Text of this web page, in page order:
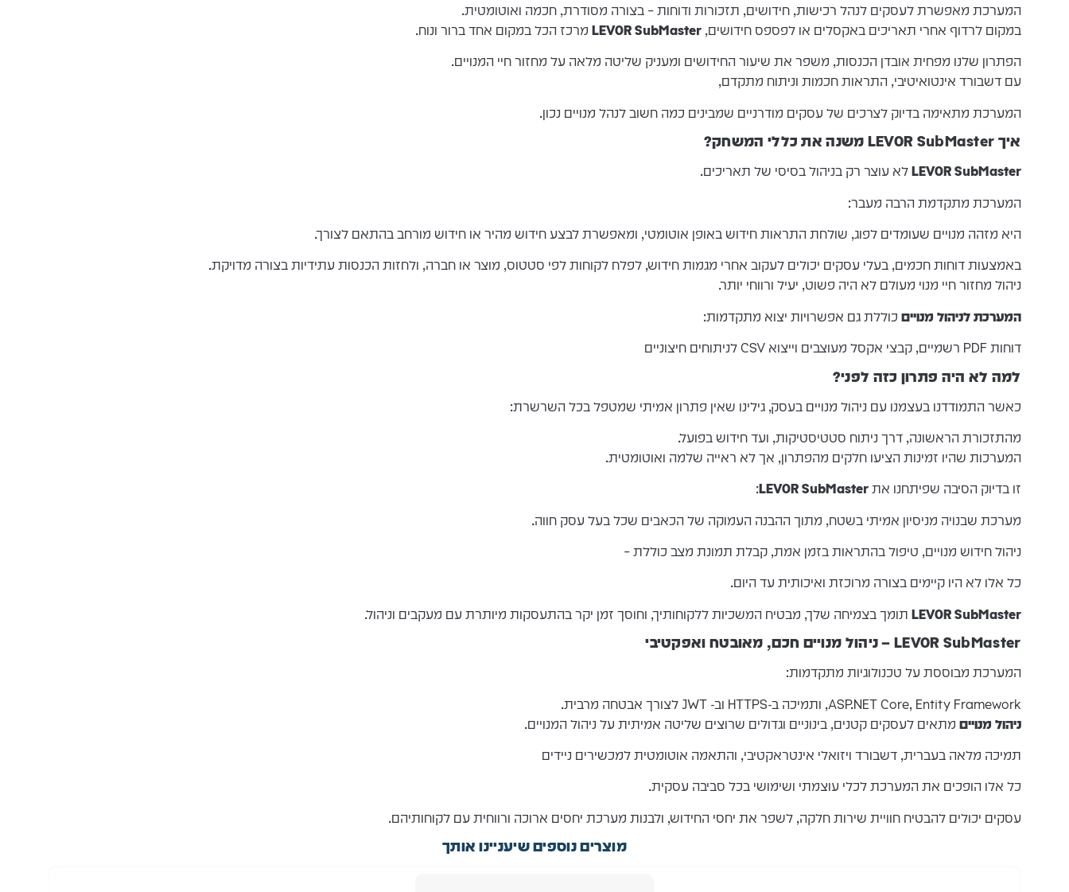
המערכת מאפשרת לעסקים לנהל רכישות, חידושים, תזכורות ודוחות – בצורה מסודרת, חכמה ואוטומטית.
במקום לרדוף אחרי תאריכים באקסלים או לפספס חידושים,LEVOR SubMaster מרכז הכל במקום אחד ברור ונוח.
הפתרון שלנו מפחית אובדן הכנסות, משפר את שיעור החידושים ומעניק שליטה מלאה על מחזור חיי המנויים.
עם דשבורד אינטואיטיבי, התראות חכמות וניתוח מתקדם,
המערכת מתאימה בדיוק לצרכים של עסקים מודרניים שמבינים כמה חשוב לנהל מנויים נכון.
איך LEVOR SubMaster משנה את כללי המשחק?
LEVOR SubMasterלא עוצר רק בניהול בסיסי של תאריכים.
המערכת מתקדמת הרבה מעבר:
היא מזהה מנויים שעומדים לפוג, שולחת התראות חידוש באופן אוטומטי, ומאפשרת לבצע חידוש מהיר או חידוש מורחב בהתאם לצורך.
באמצעות דוחות חכמים, בעלי עסקים יכולים לעקוב אחרי מגמות חידוש, לפלח לקוחות לפי סטטוס, מוצר או חברה, ולחזות הכנסות עתידיות בצורה מדויקת.
ניהול מחזור חיי מנוי מעולם לא היה פשוט, יעיל ורווחי יותר.
המערכת לניהול מנויים כוללת גם אפשרויות יצוא מתקדמות:
דוחות PDF רשמיים, קבצי אקסל מעוצבים וייצוא CSV לניתוחים חיצוניים
למה לא היה פתרון כזה לפני?
כאשר התמודדנו בעצמנו עם ניהול מנויים בעסק, גילינו שאין פתרון אמיתי שמטפל בכל השרשרת:
מהתזכורת הראשונה, דרך ניתוח סטטיסטיקות, ועד חידוש בפועל.
המערכות שהיו זמינות הציעו חלקים מהפתרון, אך לא ראייה שלמה ואוטומטית.
זו בדיוק הסיבה שפיתחנו אתLEVOR SubMaster
:
מערכת שבנויה מניסיון אמיתי בשטח, מתוך ההבנה העמוקה של הכאבים שכל בעל עסק חווה.
ניהול חידוש מנויים, טיפול בהתראות בזמן אמת, קבלת תמונת מצב כוללת –
כל אלו לא היו קיימים בצורה מרוכזת ואיכותית עד היום.
LEVOR SubMaster תומך בצמיחה שלך, מבטיח המשכיות ללקוחותיך, וחוסך זמן יקר בהתעסקות מיותרת עם מעקבים וניהול.
LEVOR SubMaster – ניהול מנויים חכם, מאובטח ואפקטיבי
המערכת מבוססת על טכנולוגיות מתקדמות:
ASP.NET Core, Entity Framework, ותמיכה ב-HTTPS וב- JWT לצורך אבטחה מרבית.
ניהול מנויים מתאים לעסקים קטנים, בינוניים וגדולים שרוצים שליטה אמיתית על ניהול המנויים.
תמיכה מלאה בעברית, דשבורד ויזואלי אינטראקטיבי, והתאמה אוטומטית למכשירים ניידים
כל אלו הופכים את המערכת לכלי עוצמתי ושימושי בכל סביבה עסקית.
עסקים יכולים להבטיח חוויית שירות חלקה, לשפר את יחסי החידוש, ולבנות מערכת יחסים ארוכה ורווחית עם לקוחותיהם.
מוצרים נוספים שיעניינו אותך